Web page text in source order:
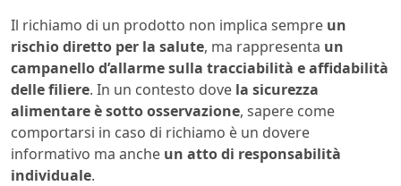
Il richiamo di un prodotto non implica sempre un
rischio diretto per la salute, ma rappresenta un
campanello d’allarme sulla tracciabilità e affidabilità
delle filiere. In un contesto dove la sicurezza
alimentare è sotto osservazione, sapere come
comportarsi in caso di richiamo è un dovere
informativo ma anche un atto di responsabilità
individuale.